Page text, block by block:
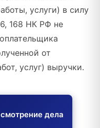
услуги) в силу
168 НК РФ не
от
услуг) выручки.
дела